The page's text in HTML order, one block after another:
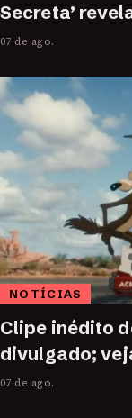
Secreta’
07 de ago.
NOTÍCIAS
Clipe inédito
divulgado;
07 de ago.